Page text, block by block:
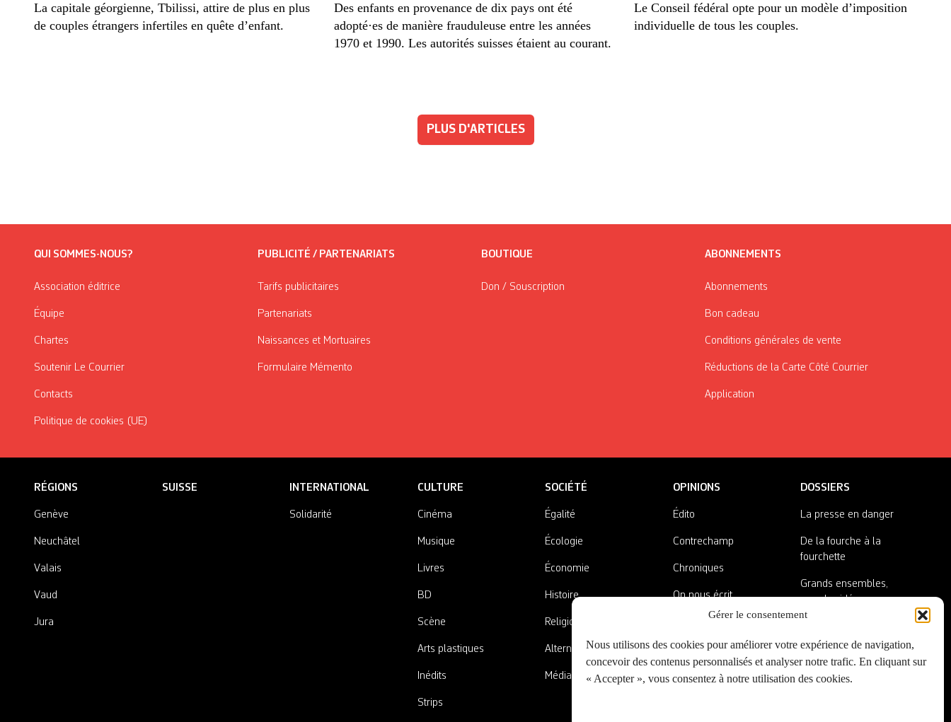
Gérer le consentement
Nous utilisons des cookies pour améliorer votre expérience de navigation,
concevoir des contenus personnalisés et analyser notre trafic. En cliquant sur
« Accepter », vous consentez à notre utilisation des cookies.
La capitale géorgienne, Tbilissi, attire de plus en plus
de couples étrangers infertiles en quête d’enfant.
Des enfants en provenance de dix pays ont été
adopté·es de manière frauduleuse entre les années
1970 et 1990. Les autorités suisses étaient au courant.
Le Conseil fédéral opte pour un modèle d’imposition
individuelle de tous les couples.
PLUS D'ARTICLES
QUI SOMMES-NOUS?
Association éditrice
Équipe
Chartes
Soutenir Le Courrier
Contacts
Politique de cookies (UE)
PUBLICITÉ / PARTENARIATS
Tarifs publicitaires
Partenariats
Naissances et Mortuaires
Formulaire Mémento
BOUTIQUE
Don / Souscription
ABONNEMENTS
Abonnements
Bon cadeau
Conditions générales de vente
Réductions de la Carte Côté Courrier
Application
RÉGIONS
Genève
Neuchâtel
Valais
Vaud
Jura
SUISSE INTERNATIONAL
Solidarité
CULTURE
Cinéma
Musique
Livres
BD
Scène
Arts plastiques
Inédits
Strips
SOCIÉTÉ
Égalité
Écologie
Économie
Histoire
Religions
Alternatives
Médias
OPINIONS
Édito
Contrechamp
Chroniques
On nous écrit
A côté de la plaque
DOSSIERS
La presse en danger
De la fourche à la
fourchette
Grands ensembles,
grandes idées